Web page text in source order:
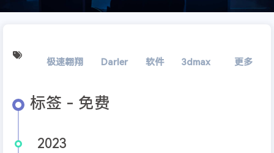
极速翱翔 Darler 软件 3dmax 精简
更多
标签 - 免费
2023